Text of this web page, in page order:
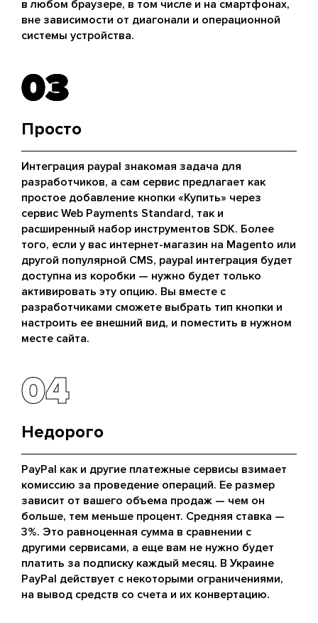
в любом браузере, в том числе и на смартфонах,
вне зависимости от диагонали и операционной
системы устройства.
03
03
Просто
Интеграция paypal знакомая задача для
разработчиков, а сам сервис предлагает как
простое добавление кнопки «Купить» через
сервис Web Payments Standard, так и
расширенный набор инструментов SDK. Более
того, если у вас интернет-магазин на Magento или
другой популярной CMS, paypal интеграция будет
доступна из коробки — нужно будет только
активировать эту опцию. Вы вместе с
разработчиками сможете выбрать тип кнопки и
настроить ее внешний вид, и поместить в нужном
месте сайта.
04
04
Недорого
PayPal как и другие платежные сервисы взимает
комиссию за проведение операций. Ее размер
зависит от вашего объема продаж — чем он
больше, тем меньше процент. Средняя ставка —
3%. Это равноценная сумма в сравнении с
другими сервисами, а еще вам не нужно будет
платить за подписку каждый месяц. В Украине
PayPal действует с некоторыми ограничениями,
на вывод средств со счета и их конвертацию.